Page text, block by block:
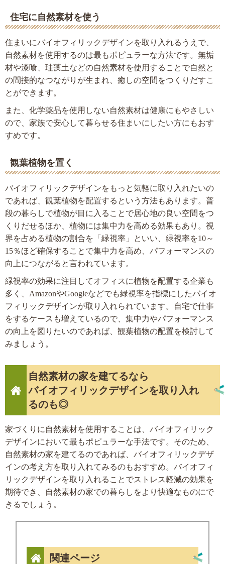
住宅に自然素材を使う
住まいにバイオフィリックデザインを取り入れるうえで、
自然素材を使用するのは最もポピュラーな方法です。無垢
材や漆喰、珪藻土などの自然素材を使用することで自然と
の間接的なつながりが生まれ、癒しの空間をつくりだすこ
とができます。
また、化学薬品を使用しない自然素材は健康にもやさしい
ので、家族で安心して暮らせる住まいにしたい方にもおす
すめです。
観葉植物を置く
バイオフィリックデザインをもっと気軽に取り入れたいの
であれば、観葉植物を配置するという方法もあります。普
段の暮らしで植物が目に入ることで居心地の良い空間をつ
くりだせるほか、植物には集中力を高める効果もあり。視
界を占める植物の割合を「緑視率」といい、緑視率を10～
15％ほど確保することで集中力を高め、パフォーマンスの
向上につながると言われています。
緑視率の効果に注目してオフィスに植物を配置する企業も
多く、AmazonやGoogleなどでも緑視率を指標にしたバイオ
フィリックデザインが取り入れられています。自宅で仕事
をするケースも増えているので、集中力やパフォーマンス
の向上を図りたいのであれば、観葉植物の配置を検討して
みましょう。
自然素材の家を建てるなら
バイオフィリックデザインを取り入れ
るのも◎
家づくりに自然素材を使用することは、バイオフィリック
デザインにおいて最もポピュラーな手法です。そのため、
自然素材の家を建てるのであれば、バイオフィリックデザ
インの考え方を取り入れてみるのもおすすめ。バイオフィ
リックデザインを取り入れることでストレス軽減の効果を
期待でき、自然素材の家での暮らしをより快適なものにで
きるでしょう。
関連ページ